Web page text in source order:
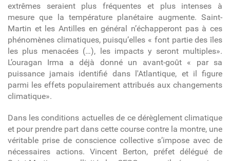
extrêmes seraient plus fréquentes et plus intenses à
mesure que la température planétaire augmente. Saint-
Martin et les Antilles en général n’échapperont pas à ces
phénomènes climatiques, puisqu’elles « font partie des îles
les plus menacées (…), les impacts y seront multiples».
L’ouragan Irma a déjà donné un avant-goût « par sa
puissance jamais identifié dans l'Atlantique, et il figure
parmi les effets populairement attribués aux changements
climatique».
Dans les conditions actuelles de ce dérèglement climatique
et pour prendre part dans cette course contre la montre, une
véritable prise de conscience collective s’impose avec de
nécessaires actions. Vincent Berton, préfet délégué de